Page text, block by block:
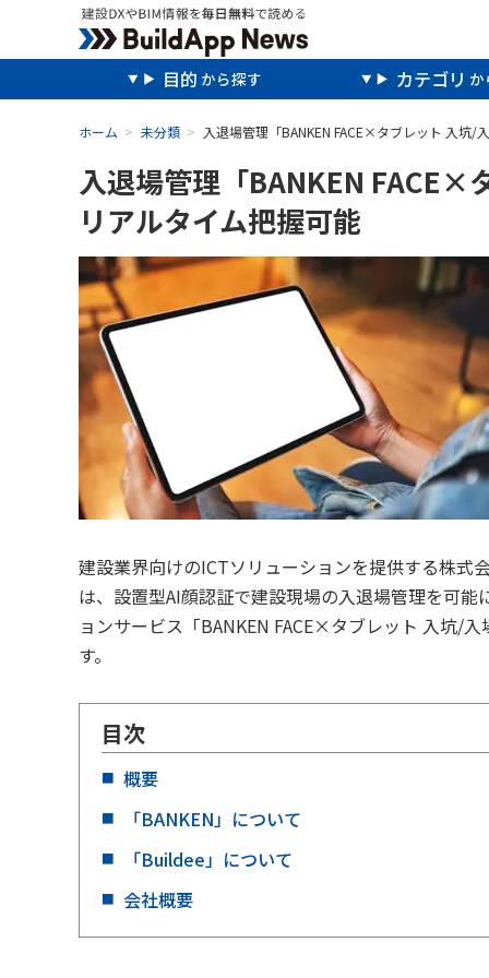
目的 カテゴリ
ホーム 未分類 入退場管理「BANKEN FACE×タブレット 入坑
入退場管理「BANKEN FACE×
リアルタイム把握可能
建設業界向けのICTソリューションを提供する株式
は、設置型AI顔認証で建設現場の入退場管理を可能
ョンサービス「BANKEN FACE×タブレット 入坑/
す。
目次
概要
「BANKEN」について
「Buildee」について
会社概要